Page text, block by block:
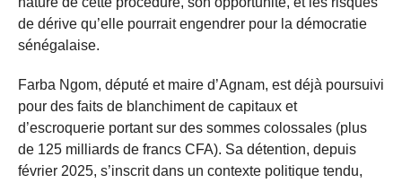
de dérive qu’elle pourrait engendrer pour la démocratie
sénégalaise.
Farba Ngom, député et maire d’Agnam, est déjà poursuivi
pour des faits de blanchiment de capitaux et
d’escroquerie portant sur des sommes colossales (plus
de 125 milliards de francs CFA). Sa détention, depuis
février 2025, s’inscrit dans un contexte politique tendu,